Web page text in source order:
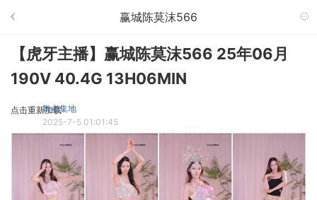
赢城陈莫沫566
【虎牙主播】赢城陈莫沫566 25年06月
190V 40.4G 13H06MIN
点击重新加载
舞者集地
2025-7-5 01:01:45